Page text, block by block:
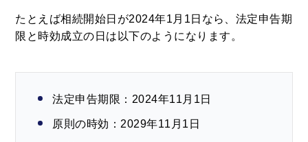
たとえば相続開始日が2024年1月1日なら、法定申告期
限と時効成立の日は以下のようになります。
法定申告期限：2024年11月1日
原則の時効：2029年11月1日